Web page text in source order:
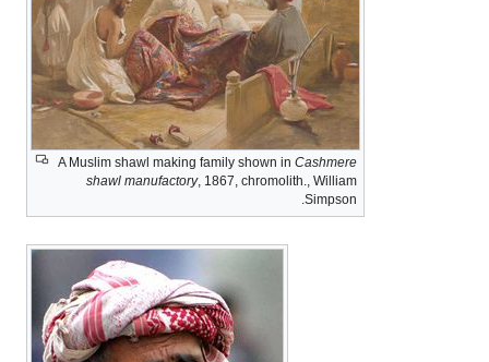
A Muslim shawl making family shown inCashmere
shawl manufactory , 1867, chromolith., William
Simpson.